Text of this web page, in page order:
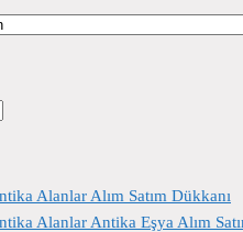
Alanlar Alım Satım Dükkanı
Alanlar Antika Eşya Alım